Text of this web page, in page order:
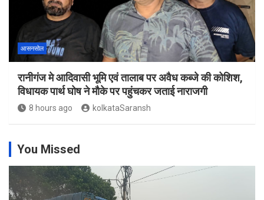
आसनसोल
रानीगंज मे आदिवासी भूमि एवं तालाब पर अवैध कब्जे की कोशिश,
विधायक पार्थ घोष ने मौके पर पहुंचकर जताई नाराजगी
8 hours ago kolkataSaransh
You Missed